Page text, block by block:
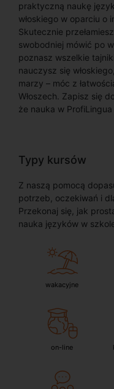
praktyczną naukę
włoskiego w oparciu o
Skutecznie
swobodniej mówić po
poznasz wszelkie
nauczysz się
marzy – móc z
Włoszech. Zapisz się
że nauka w
Typy kursów
Z naszą pomocą
potrzeb, oczekiwań i
Przekonaj się, jak
nauka języków w
wakacyjne
on-line